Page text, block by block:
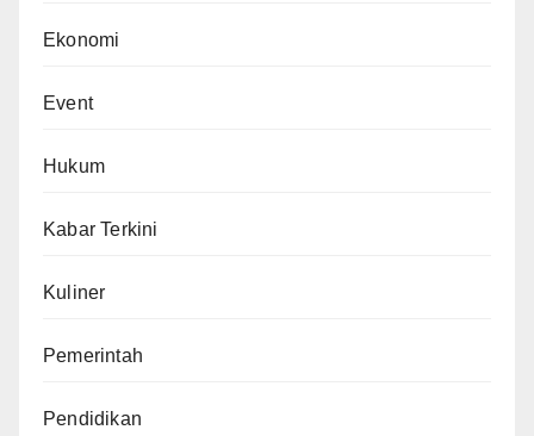
Ekonomi
Event
Hukum
Kabar Terkini
Kuliner
Pemerintah
Pendidikan